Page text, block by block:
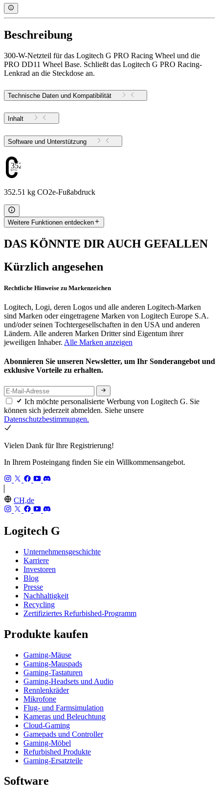
Beschreibung
300-W-Netzteil für das Logitech G PRO Racing Wheel und die
PRO DD11 Wheel Base. Schließt das Logitech G PRO Racing-
Lenkrad an die Steckdose an.
Technische Daten und Kompatibilität
Inhalt
Software und Unterstützung
352.51
352.51 kg CO2e-Fußabdruck
Weitere Funktionen entdecken
DAS KÖNNTE DIR AUCH GEFALLEN
Kürzlich angesehen
Rechtliche Hinweise zu Markenzeichen
Logitech, Logi, deren Logos und alle anderen Logitech-Marken
sind Marken oder eingetragene Marken von Logitech Europe S.A.
und/oder seinen Tochtergesellschaften in den USA und anderen
Ländern. Alle anderen Marken Dritter sind Eigentum ihrer
jeweiligen Inhaber. Alle Marken anzeigen
Abonnieren Sie unseren Newsletter, um Ihr Sonderangebot und
exklusive Vorteile zu erhalten.
Ich möchte personalisierte Werbung von Logitech G. Sie
können sich jederzeit abmelden. Siehe unsere
Datenschutzbestimmungen.
Vielen Dank für Ihre Registrierung!
In Ihrem Posteingang finden Sie ein Willkommensangebot.
CH,de
Logitech G
Unternehmensgeschichte
Karriere
Investoren
Blog
Presse
Nachhaltigkeit
Recycling
Zertifiziertes Refurbished-Programm
Produkte kaufen
Gaming-Mäuse
Gaming-Mauspads
Gaming-Tastaturen
Gaming-Headsets und Audio
Rennlenkräder
Mikrofone
Flug- und Farmsimulation
Kameras und Beleuchtung
Cloud-Gaming
Gamepads und Controller
Gaming-Möbel
Refurbished Produkte
Gaming-Ersatzteile
Software